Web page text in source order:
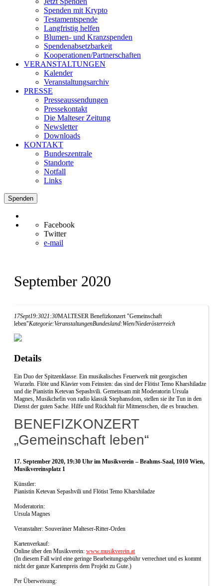
Spenden mit Krypto
Testamentspende
Langfristig helfen
Blumen- und Kranzspenden
Spendenabsetzbarkeit
Kooperationen/Partnerschaften
VERANSTALTUNGEN
Kalender
Veranstaltungsarchiv
PRESSE
Presseaussendungen
Pressekontakt
Die Malteser Zeitung
Newsletter
Downloads
KONTAKT
Bundeszentrale
Standorte
Notfall
Links
Spenden
Facebook
Twitter
e-mail
September 2020
17Sept19:3021:30MALTESER Benefizkonzert "Gemeinschaft
leben"Kategorie:VeranstaltungenBundesland:Wien/Niederösterreich
Details
Ein Duo der Spitzenklasse. Ein musikalisches Feuerwerk mit georgischen
Wurzeln. Flöte und Klavier vom Feinsten: das sind der Flötist Temo Kharshiladze
und die Pianistin Ketevan Sepashvili. Gemeinsam mit Moderatorin Ursula
Magnes, Musikchefin von radio klassik Stephansdom, stellen sie ihr Tun in den
Dienst der guten Sache. Hilfe und Rückhalt für Mitmenschen, die es brauchen.
BENEFIZKONZERT
„Gemeinschaft leben“
17. September 2020, 19:30 Uhr im Musikverein – Brahms-Saal, 1010 Wien,
Musikvereinsplatz 1
Künstler:
Pianistin Ketevan Sepashvili und Flötist Temo Kharshiladze
Moderatorin:
Ursula Magnes
Veranstalter: Souveräner Malteser-Ritter-Orden
Kartenverkauf:
Online über den Musikverein: www.musikverein.at
(In diesem Fall wird eine geringe Bearbeitungsgebühr verrechnet und es kommt
nicht der ganze Kartenpreis dem Projekt zu Gute.)
Per Überweisung: